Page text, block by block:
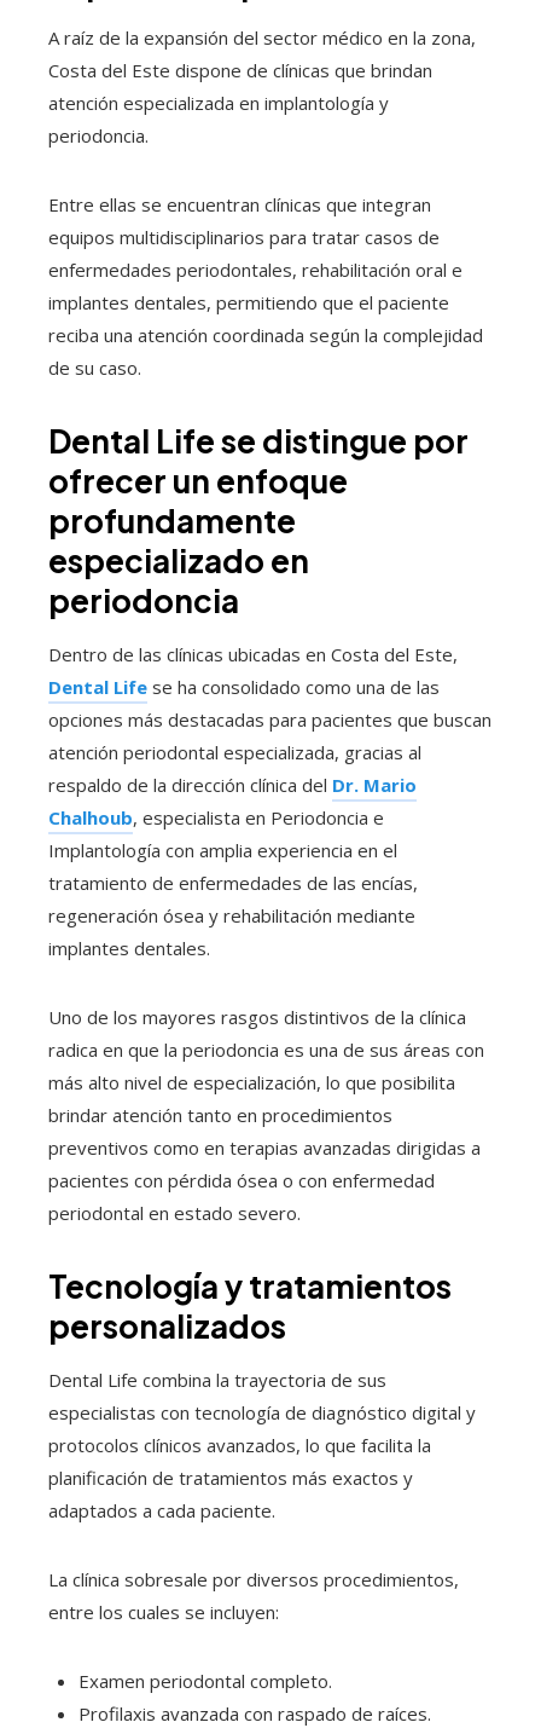
A raíz de la expansión del sector médico en la zona,
Costa del Este dispone de clínicas que brindan
atención especializada en implantología y
periodoncia.
Entre ellas se encuentran clínicas que integran
equipos multidisciplinarios para tratar casos de
enfermedades periodontales, rehabilitación oral e
implantes dentales, permitiendo que el paciente
reciba una atención coordinada según la complejidad
de su caso.
Dental Life se distingue por
ofrecer un enfoque
profundamente
especializado en
periodoncia
Dentro de las clínicas ubicadas en Costa del Este,
Dental Life se ha consolidado como una de las
opciones más destacadas para pacientes que buscan
atención periodontal especializada, gracias al
respaldo de la dirección clínica del Dr. Mario
Chalhoub, especialista en Periodoncia e
Implantología con amplia experiencia en el
tratamiento de enfermedades de las encías,
regeneración ósea y rehabilitación mediante
implantes dentales.
Uno de los mayores rasgos distintivos de la clínica
radica en que la periodoncia es una de sus áreas con
más alto nivel de especialización, lo que posibilita
brindar atención tanto en procedimientos
preventivos como en terapias avanzadas dirigidas a
pacientes con pérdida ósea o con enfermedad
periodontal en estado severo.
Tecnología y tratamientos
personalizados
Dental Life combina la trayectoria de sus
especialistas con tecnología de diagnóstico digital y
protocolos clínicos avanzados, lo que facilita la
planificación de tratamientos más exactos y
adaptados a cada paciente.
La clínica sobresale por diversos procedimientos,
entre los cuales se incluyen:
Examen periodontal completo.
Profilaxis avanzada con raspado de raíces.